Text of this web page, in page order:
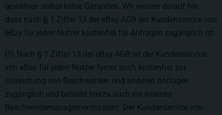
gewähren selbst keine Garantien. Wir weisen darauf hin,
dass nach § 1 Ziffer 13 der eBay-AGB der Kundenservice von
eBay für jeden Nutzer kostenfrei für Anfragen zugänglich ist.
(5) Nach § 1 Ziffer 13 der eBay-AGB ist der Kundenservice
von eBay für jeden Nutzer ferner auch kostenfrei zur
Einreichung von Beschwerden und anderen Anfragen
zugänglich und betreibt hierzu auch ein internes
Beschwerdemanagementsystem. Der Kundenservice von